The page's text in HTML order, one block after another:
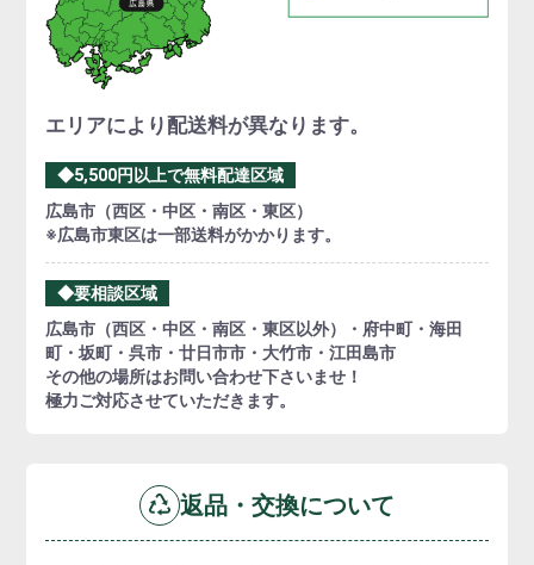
エリアにより配送料が異なります。
◆5,500円以上で無料配達区域
広島市（西区・中区・南区・東区）
※広島市東区は一部送料がかかります。
◆要相談区域
広島市（西区・中区・南区・東区以外）・府中町・海田
町・坂町・呉市・廿日市市・大竹市・江田島市
その他の場所はお問い合わせ下さいませ！
極力ご対応させていただきます。
返品・交換について